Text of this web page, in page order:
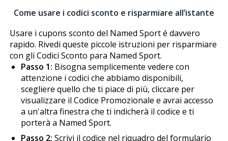
Come usare i codici sconto e risparmiare all’istante
Usare i cupons sconto del Named Sport é davvero
rapido. Rivedi queste piccole istruzioni per risparmiare
con gli Codici Sconto para Named Sport.
Passo 1: Bisogna semplicemente vedere con
attenzione i codici che abbiamo disponibili,
scegliere quello che ti piace di più, cliccare per
visualizzare il Codice Promozionale e avrai accesso
a un'altra finestra che ti indicherà il codice e ti
porterà a Named Sport.
Passo 2: Scrivi il codice nel riquadro del formulario